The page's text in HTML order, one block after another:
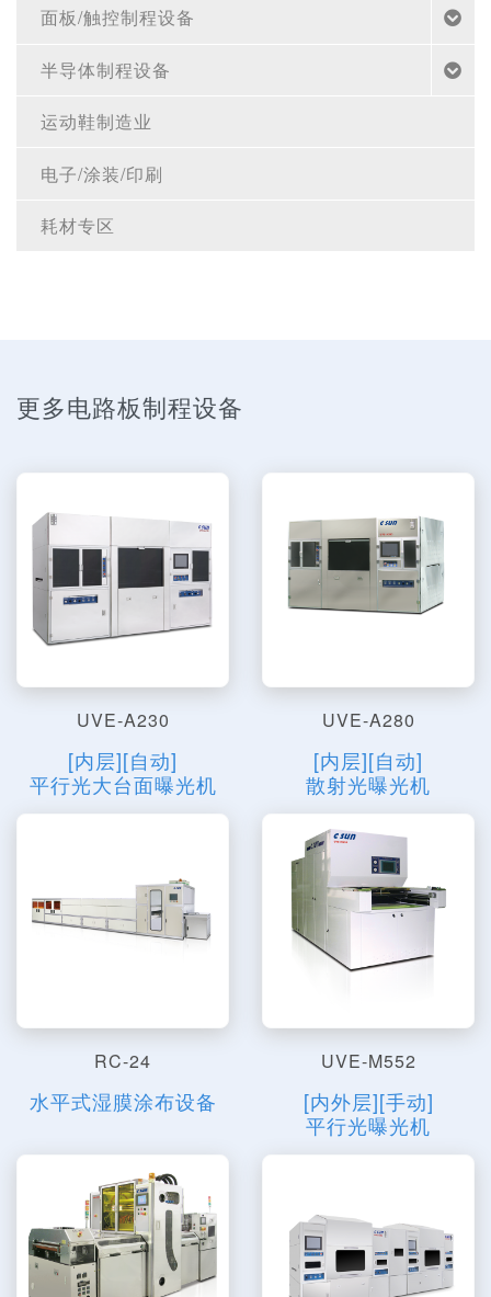
面板/触控制程设备
半导体制程设备
运动鞋制造业
电子/涂装/印刷
耗材专区
更多电路板制程设备
UVE-A230
[内层][自动]
平行光大台面曝光机
UVE-A280
[内层][自动]
散射光曝光机
RC-24
水平式湿膜涂布设备
UVE-M552
[内外层][手动]
平行光曝光机